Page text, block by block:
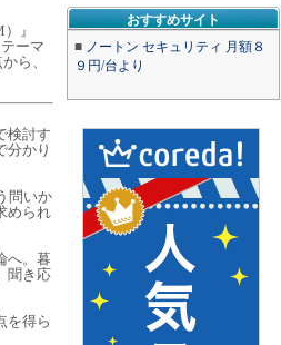
おすすめサイト
■ ノートン セキュリティ 月額８
９円/台より
』
ーマ
ら、
検討す
分かり
問いか
められ
へ。暮
聞き応
を得ら